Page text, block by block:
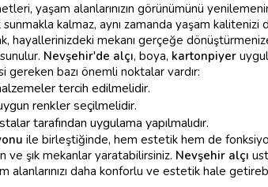
yaşam alanlarınızın görünümünü
kalmaz, aynı zamanda yaşam
hayallerinizdeki mekanı gerçeğe
Nevşehir'de alçı, boya, kartonpiyer
bazı önemli noktalar vardır:
tercih edilmelidir.
renkler seçilmelidir.
tarafından uygulama yapılmalıdır.
ile birleştiğinde, hem estetik hem de
şık mekanlar yaratabilirsiniz. Nevşehir alçı
daha konforlu ve estetik hale